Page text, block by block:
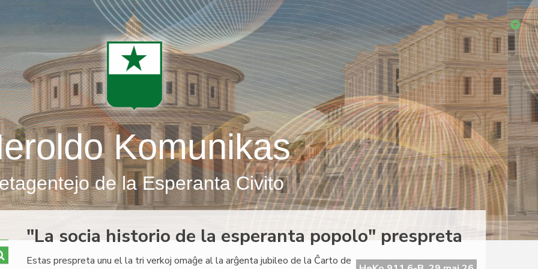
Komunikas
de la Esperanta Civito
"La socia historio de la esperanta popolo" prespreta
Estas prespreta unu el la tri verkoj omaĝe al la arĝenta jubileo de la Ĉarto de